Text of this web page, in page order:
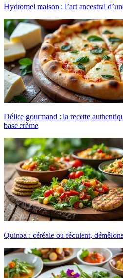
Hydromel maison : l’art ancestral
Délice gourmand : la recette
base crème
Quinoa : céréale ou féculent,